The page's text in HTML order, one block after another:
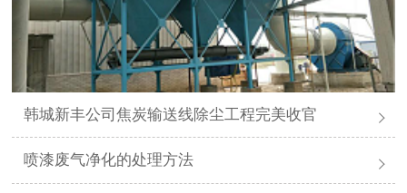
韩城新丰公司焦炭输送线除尘工程完美收官
喷漆废气净化的处理方法